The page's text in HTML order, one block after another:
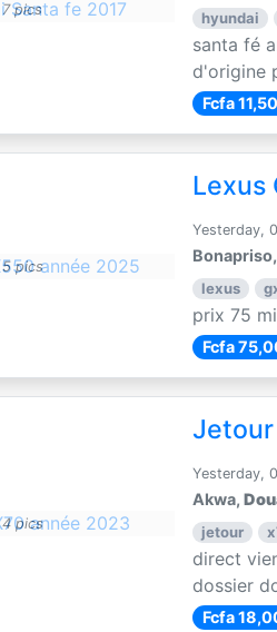
7 pics hyundai
santa fé
d'origine
Fcfa
5 pics
Lexus
Yesterday,
lexus
prix 75
Fcfa
4 pics
Yesterday,
Akwa,
jetour
direct
dossier
Fcfa